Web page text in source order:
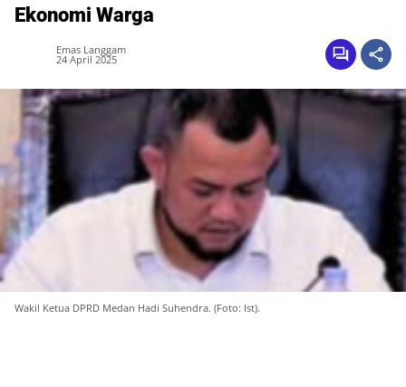
Ekonomi Warga
Emas Langgam
24 April 2025
Wakil Ketua DPRD Medan Hadi Suhendra. (Foto: Ist).